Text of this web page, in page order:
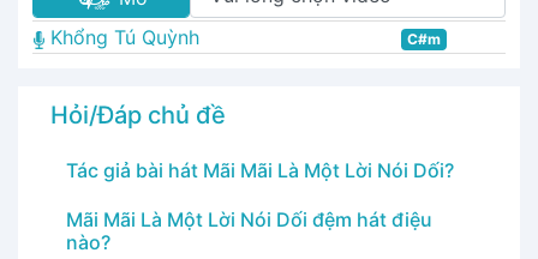
Khổng Tú Quỳnh
C#m
Hỏi/Đáp chủ đề
Tác giả bài hát Mãi Mãi Là Một Lời Nói Dối?
Mãi Mãi Là Một Lời Nói Dối đệm hát điệu
nào?